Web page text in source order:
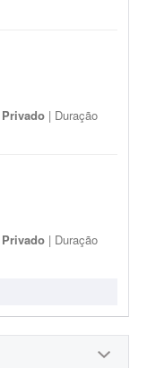
Privado | Duração
Privado | Duração